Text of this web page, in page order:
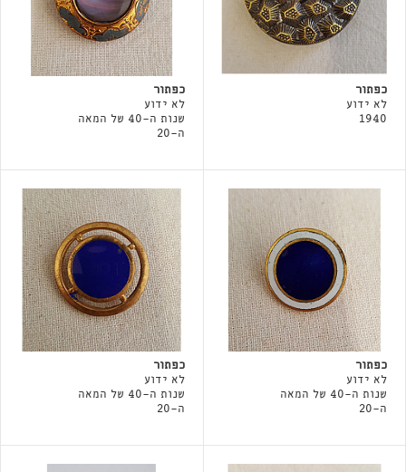
כפתור
לא ידוע
1940
כפתור
לא ידוע
שנות ה-40 של המאה
ה-20
כפתור
לא ידוע
שנות ה-40 של המאה
ה-20
כפתור
לא ידוע
שנות ה-40 של המאה
ה-20